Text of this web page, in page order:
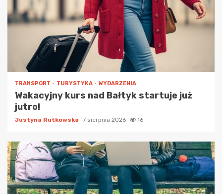
TRANSPORT TURYSTYKA WYDARZENIA
Wakacyjny kurs nad Bałtyk startuje już
jutro!
Justyna Rutkowska 7 sierpnia 2026 16